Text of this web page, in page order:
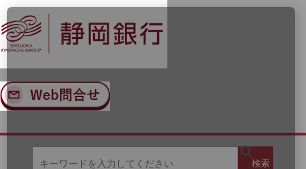
ナ
ビ
ゲ
ー
ン
へ
ス
メ
イ
ン
コ
ン
ツ
へ
ー
検索
検